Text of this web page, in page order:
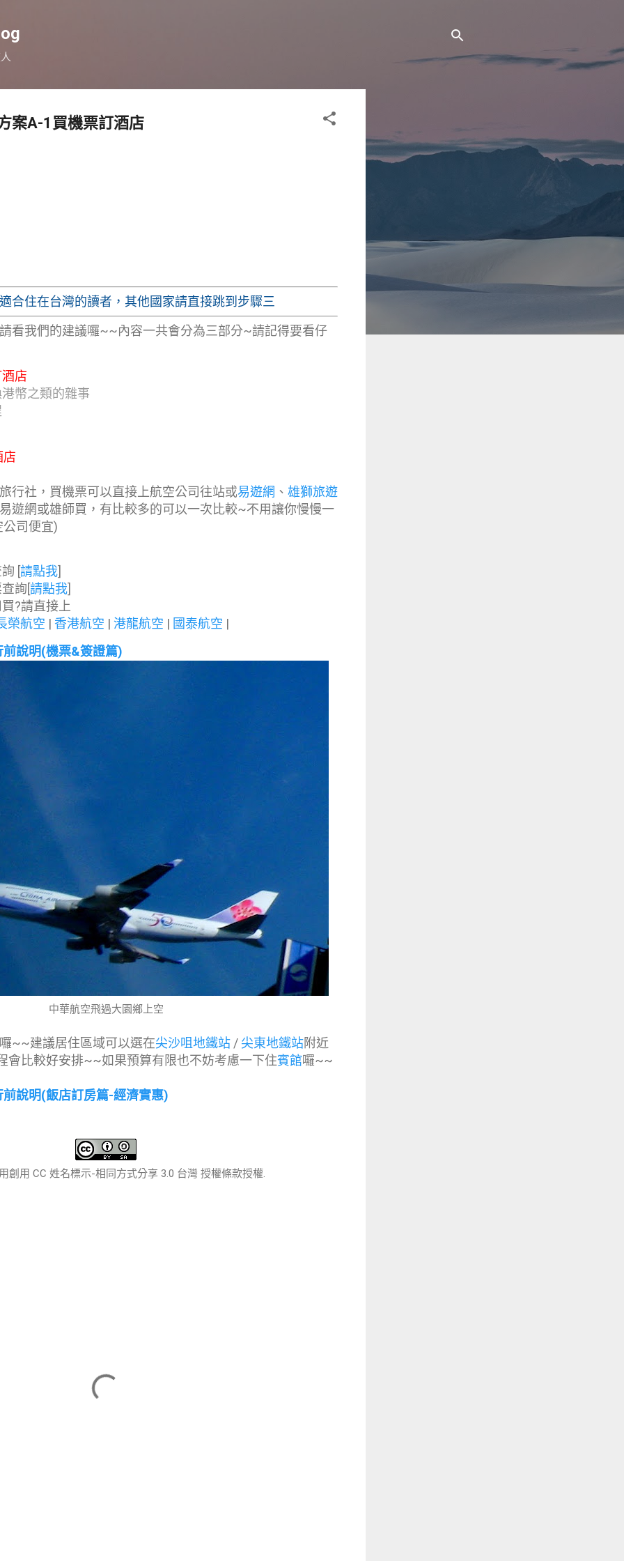
案A-1買機票訂酒店
合住在台灣的讀者，其他國家請直接跳到步驟三
看我們的建議囉~~內容一共會分為三部分~請記得要看仔
店
幣之類的雜事
店
行社，買機票可以直接上航空公司往站或易遊網 、 雄獅旅遊
遊網或雄師買，有比較多的可以一次比較~不用讓你慢慢一
司便宜)
[請點我]
詢[請點我]
?請直接上
榮航空 | 香港航空 | 港龍航空 | 國泰航空 |
前說明(機票&簽證篇)
中華航空飛過大園鄉上空
~~建議居住區域可以選在尖沙咀地鐵站 / 尖東地鐵站附近
會比較好安排~~如果預算有限也不妨考慮一下住賓館囉~~
前說明(飯店訂房篇-經濟實惠)
創用 CC 姓名標示-相同方式分享 3.0 台灣 授權條款授權.